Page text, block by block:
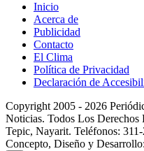
Inicio
Acerca de
Publicidad
Contacto
El Clima
Política de Privacidad
Declaración de
Copyright 2005 - 2026
Noticias. Todos Los Derechos
Tepic, Nayarit. Teléfonos:
Concepto, Diseño y Desarrollo: